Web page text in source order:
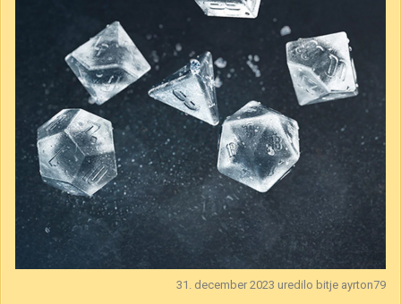
31. december 2023 uredilo bitje ayrton79